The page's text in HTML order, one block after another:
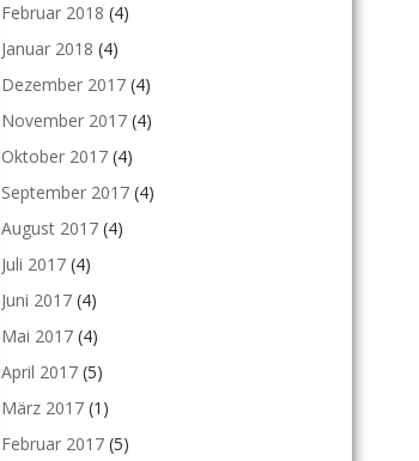
Februar 2018 (4)
Januar 2018 (4)
Dezember 2017 (4)
November 2017 (4)
Oktober 2017 (4)
September 2017 (4)
August 2017 (4)
Juli 2017 (4)
Juni 2017 (4)
Mai 2017 (4)
April 2017 (5)
März 2017 (1)
Februar 2017 (5)